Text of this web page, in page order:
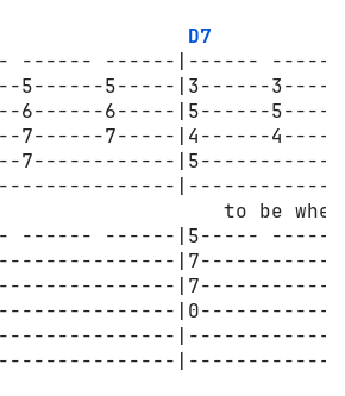
D7
------ ------|------
5------5-----|3------
6------6-----|5------
7------7-----|4------
7------------
to be
------ ------|5-----